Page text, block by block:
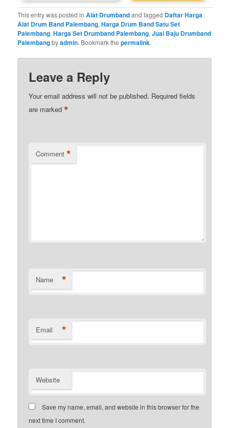
This entry was posted inAlat Drumbandand tagged Daftar Harga
Alat Drum Band Palembang,Harga Drum Band Satu Set
Palembang,Harga Set Drumband Palembang,Jual Baju Drumband
Palembangbyadmin. Bookmark thepermalink.
Leave a Reply
Your email address will not be published. Required fields
are marked*
Comment *
Name *
Email *
Website
Save my name, email, and website in this browser for the
next time I comment.